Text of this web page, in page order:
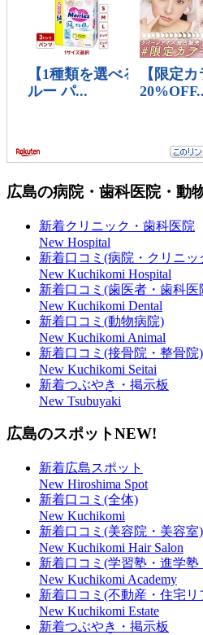
広島の病院・歯科医院・動
新着クリニック・歯科医院
New Hospital
新着口コミ(病院・クリニッ
New Kuchikomi Hospital
新着口コミ(歯医者・歯科医
New Kuchikomi Dental
新着口コミ(動物病院)
New Kuchikomi Animal
新着口コミ(接骨院・整骨院)
New Kuchikomi Seitai
新着つぶやき・掲示板
New Tsubuyaki
広島のスポットNEW!
新着広島スポット
New Hiroshima Spot
新着口コミ(全体)
New Kuchikomi
新着口コミ(美容院・美容室)
New Kuchikomi Hair Salon
新着口コミ(学習塾・進学塾
New Kuchikomi Academy
新着口コミ(不動産・住宅
New Kuchikomi Estate
新着つぶやき・掲示板